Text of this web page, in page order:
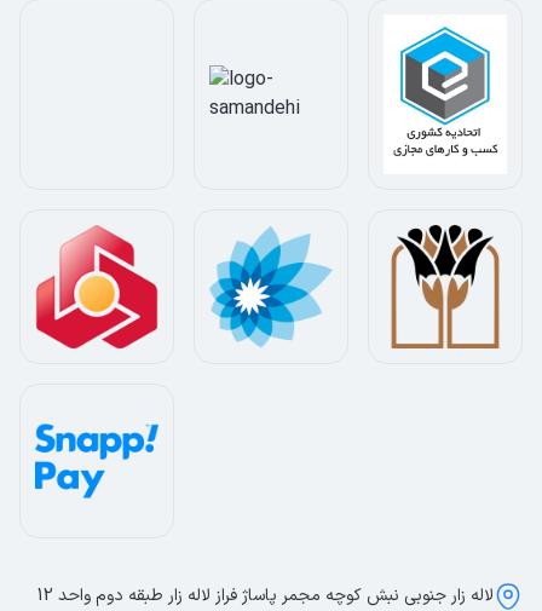
لاله زار جنوبی نبش کوچه مجمر پاساژ فراز لاله زار طبقه دوم واحد 12